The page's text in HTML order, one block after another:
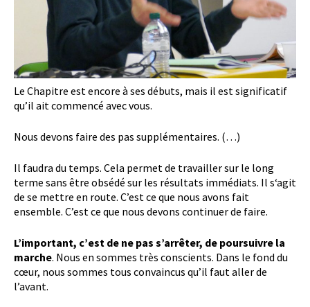
Le Chapitre est encore à ses débuts, mais il est significatif
qu’il ait commencé avec vous.
Nous devons faire des pas supplémentaires. (…)
Il faudra du temps. Cela permet de travailler sur le long
terme sans être obsédé sur les résultats immédiats. Il s‘agit
de se mettre en route. C’est ce que nous avons fait
ensemble. C’est ce que nous devons continuer de faire.
L’important, c’est de ne pas s’arrêter, de poursuivre la
marche. Nous en sommes très conscients. Dans le fond du
cœur, nous sommes tous convaincus qu’il faut aller de
l’avant.